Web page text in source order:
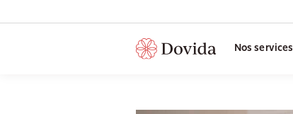
Nos services